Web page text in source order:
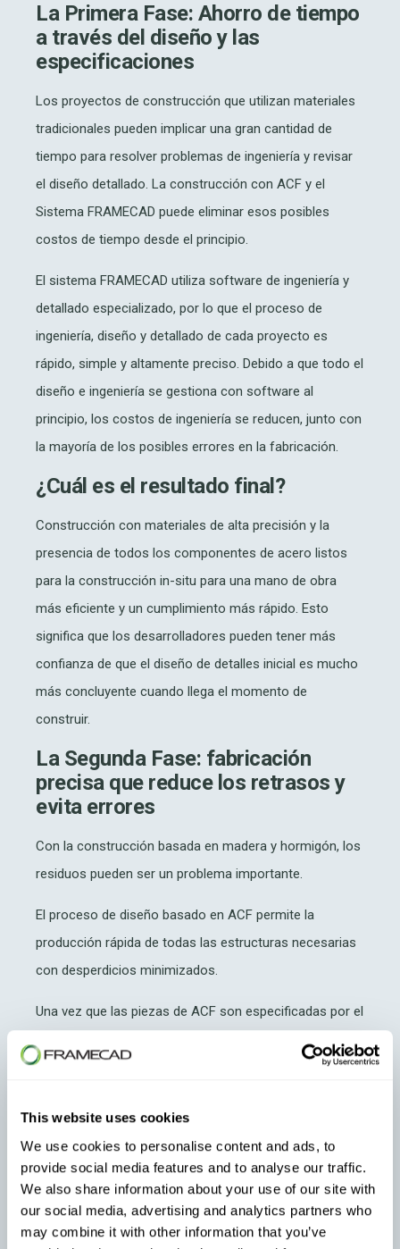
This website uses cookies
We use cookies to personalise content and ads, to
provide social media features and to analyse our traffic.
We also share information about your use of our site with
our social media, advertising and analytics partners who
may combine it with other information that you’ve
La Primera Fase: Ahorro de tiempo
a través del diseño y las
especificaciones
Los proyectos de construcción que utilizan materiales
tradicionales pueden implicar una gran cantidad de
tiempo para resolver problemas de ingeniería y revisar
el diseño detallado. La construcción con ACF y el
Sistema FRAMECAD puede eliminar esos posibles
costos de tiempo desde el principio.
El sistema FRAMECAD utiliza software de ingeniería y
detallado especializado, por lo que el proceso de
ingeniería, diseño y detallado de cada proyecto es
rápido, simple y altamente preciso. Debido a que todo el
diseño e ingeniería se gestiona con software al
principio, los costos de ingeniería se reducen, junto con
la mayoría de los posibles errores en la fabricación.
¿Cuál es el resultado final?
Construcción con materiales de alta precisión y la
presencia de todos los componentes de acero listos
para la construcción in-situ para una mano de obra
más eficiente y un cumplimiento más rápido. Esto
significa que los desarrolladores pueden tener más
confianza de que el diseño de detalles inicial es mucho
más concluyente cuando llega el momento de
construir.
La Segunda Fase: fabricación
precisa que reduce los retrasos y
evita errores
Con la construcción basada en madera y hormigón, los
residuos pueden ser un problema importante.
El proceso de diseño basado en ACF permite la
producción rápida de todas las estructuras necesarias
con desperdicios minimizados.
Una vez que las piezas de ACF son especificadas por el
máquinas de perfilado pueden tomar bobinas de acero
precisión. Cada pieza será consistente en calidad en
sección y se dimensionara exactamente como se
especifica, y los componentes se pueden producir en
grandes cantidades.